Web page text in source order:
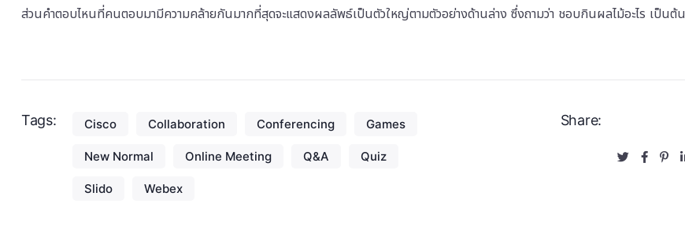
ส่วนคำตอบไหนที่คนตอบมามีความคล้ายกันมากที่สุดจะแสดงผลลัพธ์เป็นตัวใหญ่ตามตัวอย่างด้านล่าง ซึ่งถามว่า ชอบกินผลไม้อะไร เป็นต้น
Tags: Cisco Collaboration Conferencing Games
New Normal Online Meeting Q&A Quiz
Slido Webex
Share: